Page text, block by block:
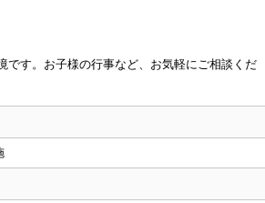
です。お子様の行事など、お気軽にご相談くだ